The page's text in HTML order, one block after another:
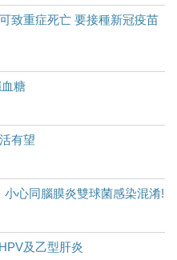
致重症死亡 要接種新冠疫苗
糖
有望
心同腦膜炎雙球菌感染混淆!
及乙型肝炎